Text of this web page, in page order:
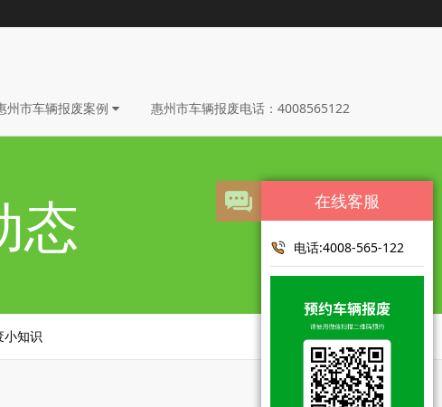
州市车辆报废案例 惠州市车辆报废电话：4008565122
态
小知识
在线客服
电话:4008-565-122